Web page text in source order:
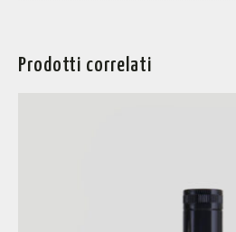
Prodotti correlati